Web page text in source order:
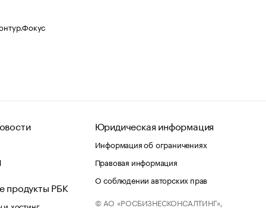
продукты РБК
хостинг
Юридическая информация
Информация об ограничениях
Правовая информация
О соблюдении авторских прав
© АО «РОСБИЗНЕСКОНСАЛТИНГ»,